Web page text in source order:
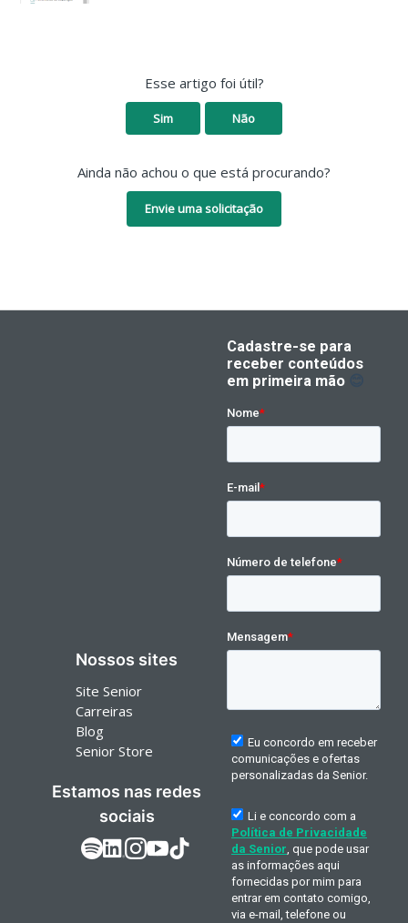
Esse artigo foi útil?
Sim Não
Ainda não achou o que está procurando?
Envie uma solicitação
Nossos sites
Site Senior
Carreiras
Blog
Senior Store
Estamos nas redes
sociais